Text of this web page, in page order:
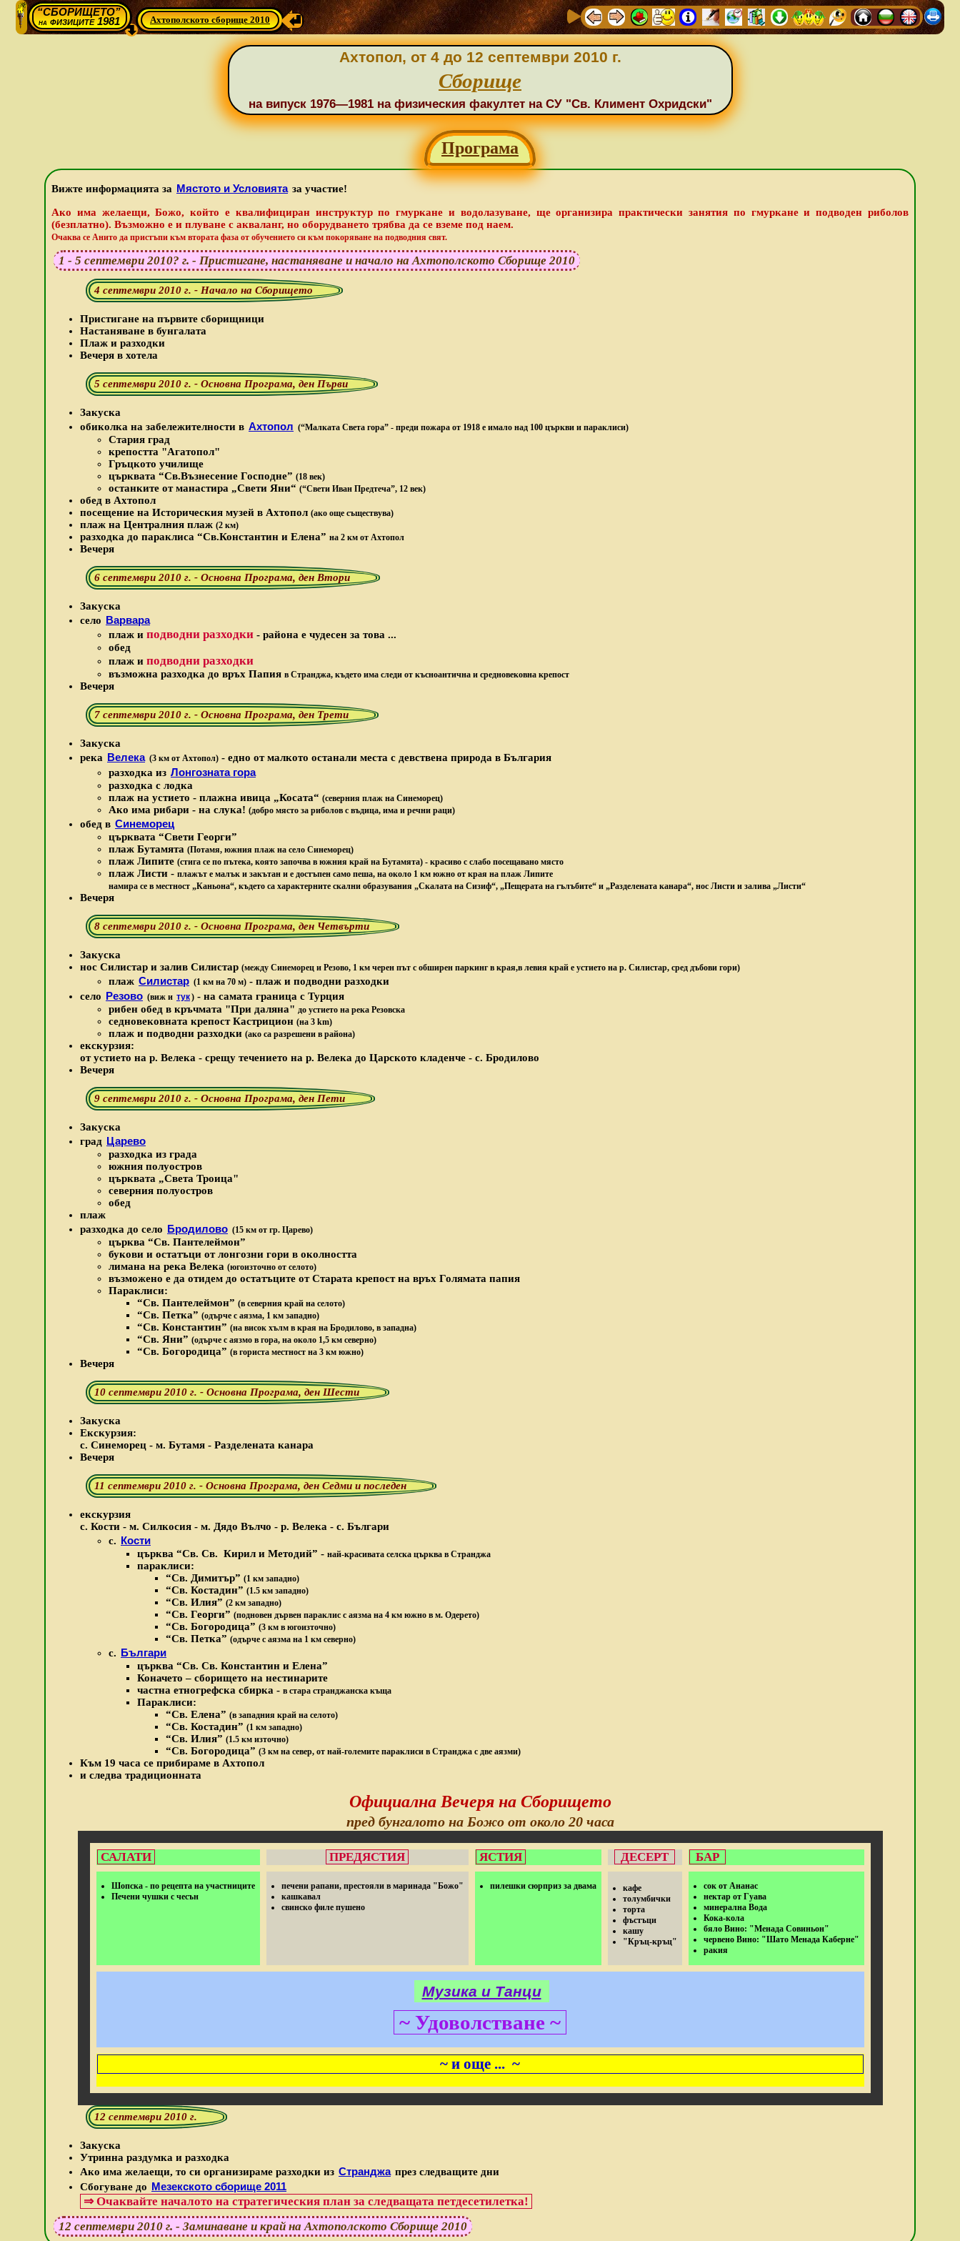
“СБОРИЩЕТО”
нафизиците 1981 Ахтополското сборище 2010
Ахтопол, от 4 до 12 септември 2010 г.
Сборище
на випуск 1976—1981 на физическия факултет на СУ "Св. Климент Охридски"
Програма
Вижте информацията за Мястото и Условията за участие!
Ако има желаещи, Божо, който е квалифициран инструктур по гмуркане и водолазуване, ще организира практически занятия по гмуркане и подводен риболов
(безплатно). Възможно е и плуване с акваланг, но оборудването трябва да се вземе под наем.
Очаква се Анито да пристъпи към втората фаза от обучението си към покоряване на подводния свят.
1 - 5 септември 2010? г. - Пристигане, настаняване и начало на Ахтополското Сборище 2010
4 септември 2010 г. - Начало на Сборището
Пристигане на първите сборищници
Настаняване в бунгалата
Плаж и разходки
Вечеря в хотела
5 септември 2010 г. - Основна Програма, ден Първи
Закуска
обиколка на забележителности в Ахтопол (“Малката Света гора” - преди пожара от 1918 е имало над 100 църкви и параклиси)
Стария град
крепостта "Агатопол"
Гръцкото училище
църквата “Св.Възнесение Господне” (18 век)
останките от манастира „Свети Яни“ (“Свети Иван Предтеча”, 12 век)
обед в Ахтопол
посещение на Историческия музей в Ахтопол (ако още съществува)
плаж на Централния плаж (2 км)
разходка до параклиса “Св.Константин и Елена” на 2 км от Ахтопол
Вечеря
6 септември 2010 г. - Основна Програма, ден Втори
Закуска
село Варвара
плаж и подводни разходки - района е чудесен за това ...
обед
плаж и подводни разходки
възможна разходка до връх Папия в Странджа, където има следи от късноантична и средновековна крепост
Вечеря
7 септември 2010 г. - Основна Програма, ден Трети
Закуска
река Велека (3 км от Ахтопол) - едно от малкото останали места с девствена природа в България
разходка из Лонгозната гора
разходка с лодка
плаж на устието - плажна ивица „Косата“ (северния плаж на Синеморец)
Ако има рибари - на слука! (добро място за риболов с въдица, има и речни раци)
обед в Синеморец
църквата “Свети Георги”
плаж Бутамята (Потамя, южния плаж на село Синеморец)
плаж Липите (стига се по пътека, която започва в южния край на Бутамята) - красиво с слабо посещавано място
плаж Листи - плажът е малък и закътан и е достъпен само пеша, на около 1 км южно от края на плаж Липите
намира се в местност „Каньона“, където са характерните скални образувания „Скалата на Сизиф“, „Пещерата на гълъбите“ и „Разделената канара“, нос Листи и залива „Листи“
Вечеря
8 септември 2010 г. - Основна Програма, ден Четвърти
Закуска
нос Силистар и залив Силистар (между Синеморец и Резово, 1 км черен път с обширен паркинг в края,в левия край е устието на р. Силистар, сред дъбови гори)
плаж Силистар (1 км на 70 м) - плаж и подводни разходки
село Резово (виж и тук) - на самата граница с Турция
рибен обед в кръчмата "При даляна" до устието на река Резовска
седновековната крепост Кастрицион (на 3 km)
плаж и подводни разходки (ако са разрешени в района)
екскурзия:
от устието на р. Велека - срещу течението на р. Велека до Царското кладенче - с. Бродилово
Вечеря
9 септември 2010 г. - Основна Програма, ден Пети
Закуска
град Царево
разходка из града
южния полуостров
църквата „Света Троица"
северния полуостров
обед
плаж
разходка до село Бродилово (15 км от гр. Царево)
църква “Св. Пантелеймон”
букови и остатъци от лонгозни гори в околността
лимана на река Велека (югоизточно от селото)
възможено е да отидем до остатъците от Старата крепост на връх Голямата папия
Параклиси:
“Св. Пантелеймон” (в северния край на селото)
“Св. Петка” (одърче с аязма, 1 км западно)
“Св. Константин” (на висок хълм в края на Бродилово, в западна)
“Св. Яни” (одърче с аязмо в гора, на около 1,5 км северно)
“Св. Богородица” (в гориста местност на 3 км южно)
Вечеря
10 септември 2010 г. - Основна Програма, ден Шести
Закуска
Екскурзия:
с. Синеморец - м. Бутамя - Разделената канара
Вечеря
11 септември 2010 г. - Основна Програма, ден Седми и последен
екскурзия
с. Кости - м. Силкосия - м. Дядо Вълчо - р. Велека - с. Българи
с. Кости
църква “Св. Св. Кирил и Методий” - най-красивата селска църква в Странджа
параклиси:
“Св. Димитър” (1 км западно)
“Св. Костадин” (1.5 км западно)
“Св. Илия” (2 км западно)
“Св. Георги” (подновен дървен параклис с аязма на 4 км южно в м. Одерето)
“Св. Богородица” (3 км в югоизточно)
“Св. Петка” (одърче с аязма на 1 км северно)
с. Българи
църква “Св. Св. Константин и Елена”
Коначето – сборището на нестинарите
частна етногрефска сбирка - в стара странджанска къща
Параклиси:
“Св. Елена” (в западния край на селото)
“Св. Костадин” (1 км западно)
“Св. Илия” (1.5 км източно)
“Св. Богородица” (3 км на север, от най-големите параклиси в Странджа с две аязми)
Към 19 часа се прибираме в Ахтопол
и следва традиционната
Официална Вечеря на Сборището
пред бунгалото на Божо от около 20 часа
САЛАТИ ПРЕДЯСТИЯ ЯСТИЯ ДЕСЕРТ БАР
Шопска - по рецепта на участниците
Печени чушки с чесън
печени рапани, престояли в маринада "Божо"
кашкавал
свинско филе пушено
пилешки сюрприз за двама
кафе
толумбички
торта
фъстъци
кашу
"Кръц-кръц"
сок от Ананас
нектар от Гуава
минерална Вода
Кока-кола
бяло Вино: "Менада Совиньон"
червено Вино: "Шато Менада Каберне"
ракия
Музика и Танци
~ Удоволстване ~
~ и още ... ~
12 септември 2010 г.
Закуска
Утринна раздумка и разходка
Ако има желаещи, то си организираме разходки из Странджа през следващите дни
Сбогуване до Мезекското сборище 2011
⇒ Очаквайте началото на стратегическия план за следващата петдесетилетка!
12 септември 2010 г. - Заминаване и край на Ахтополското Сборище 2010